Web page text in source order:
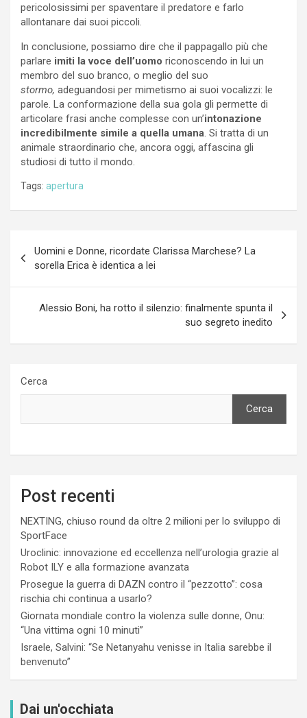
pericolosissimi per spaventare il predatore e farlo
allontanare dai suoi piccoli.
In conclusione, possiamo dire che il pappagallo più che
parlare imiti la voce dell’uomo riconoscendo in lui un
membro del suo branco, o meglio del suo
stormo, adeguandosi per mimetismo ai suoi vocalizzi: le
parole. La conformazione della sua gola gli permette di
articolare frasi anche complesse con un’intonazione
incredibilmente simile a quella umana. Si tratta di un
animale straordinario che, ancora oggi, affascina gli
studiosi di tutto il mondo.
Tags: apertura
articoli
Uomini e Donne, ricordate Clarissa Marchese? La
sorella Erica è identica a lei
Alessio Boni, ha rotto il silenzio: finalmente spunta il
suo segreto inedito
Cerca
Cerca
Post recenti
NEXTING, chiuso round da oltre 2 milioni per lo sviluppo di
SportFace
Uroclinic: innovazione ed eccellenza nell’urologia grazie al
Robot ILY e alla formazione avanzata
Prosegue la guerra di DAZN contro il “pezzotto”: cosa
rischia chi continua a usarlo?
Giornata mondiale contro la violenza sulle donne, Onu:
“Una vittima ogni 10 minuti”
Israele, Salvini: “Se Netanyahu venisse in Italia sarebbe il
benvenuto”
Dai un'occhiata